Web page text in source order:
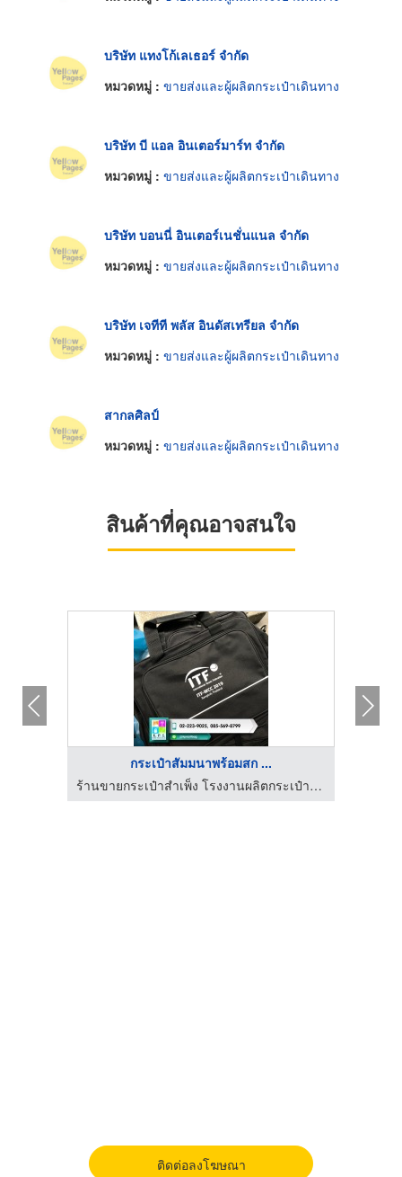
บริษัท แทงโก้เลเธอร์ จำกัด
หมวดหมู่ : ขายส่งและผู้ผลิตกระเป๋าเดินทาง
บริษัท บี แอล อินเตอร์มาร์ท จำกัด
หมวดหมู่ : ขายส่งและผู้ผลิตกระเป๋าเดินทาง
บริษัท บอนนี่ อินเตอร์เนชั่นแนล จำกัด
หมวดหมู่ : ขายส่งและผู้ผลิตกระเป๋าเดินทาง
บริษัท เจทีที พลัส อินดัสเทรียล จำกัด
หมวดหมู่ : ขายส่งและผู้ผลิตกระเป๋าเดินทาง
สากลศิลป์
หมวดหมู่ : ขายส่งและผู้ผลิตกระเป๋าเดินทาง
สินค้าที่คุณอาจสนใจ
กระเป๋าสัมมนาพร้อมสก ...
ร้านขายกระเป๋าสำเพ็ง โรงงานผลิตกระเป๋าสำเพ็ง
ติดต่อลงโฆษณา